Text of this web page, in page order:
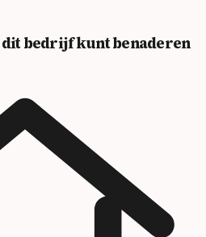
bedrijf kunt benaderen